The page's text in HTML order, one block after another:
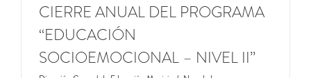
CIERRE ANUAL DEL PROGRAMA
“EDUCACIÓN
SOCIOEMOCIONAL – NIVEL II”